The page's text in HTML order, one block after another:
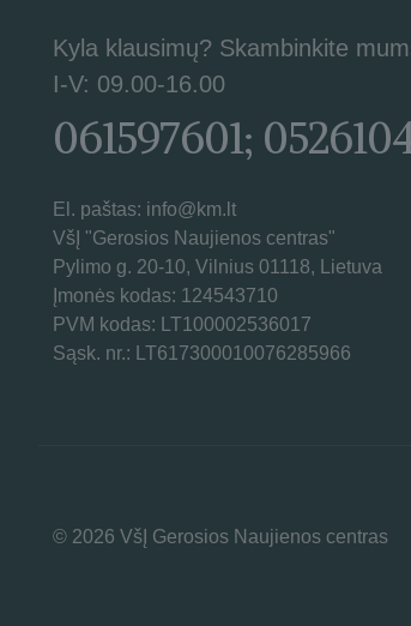
Kyla klausimų? Skambinkite
I-V: 09.00-16.00
061597601;
El. paštas: info@km.lt
VšĮ "Gerosios Naujienos centras"
Pylimo g. 20-10, Vilnius 01118, Lietuva
Įmonės kodas: 124543710
PVM kodas: LT100002536017
Sąsk. nr.: LT617300010076285966
© 2026 VšĮ Gerosios Naujienos centras